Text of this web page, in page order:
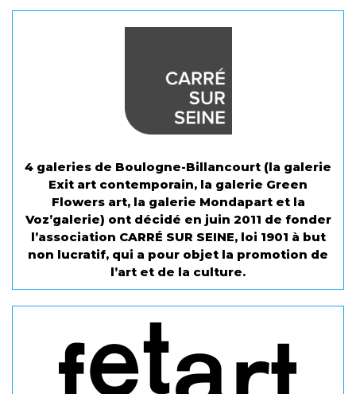
4 galeries de Boulogne-Billancourt (la galerie
Exit art contemporain, la galerie Green
Flowers art, la galerie Mondapart et la
Voz’galerie) ont décidé en juin 2011 de fonder
l’association CARRÉ SUR SEINE, loi 1901 à but
non lucratif, qui a pour objet la promotion de
l’art et de la culture.